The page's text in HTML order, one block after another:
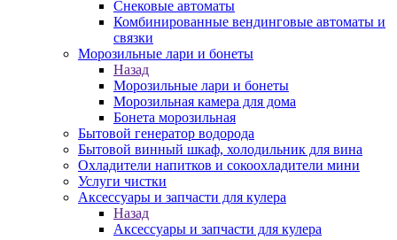
Снековые автоматы
Комбинированные вендинговые автоматы и
связки
Морозильные лари и бонеты
Назад
Морозильные лари и бонеты
Морозильная камера для дома
Бонета морозильная
Бытовой генератор водорода
Бытовой винный шкаф, холодильник для вина
Охладители напитков и сокоохладители мини
Услуги чистки
Аксессуары и запчасти для кулера
Назад
Аксессуары и запчасти для кулера